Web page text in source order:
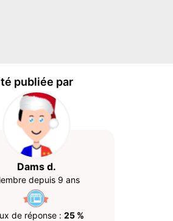
publiée par
Dams d.
depuis 9 ans
de réponse : 25 %